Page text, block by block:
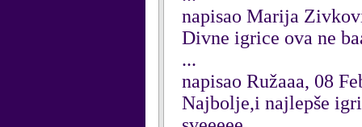
napisao Marija
Divne igrice ova ne
...
napisao Ružaaa, 08
Najbolje,i najlepše